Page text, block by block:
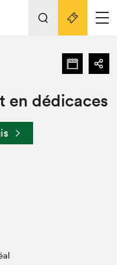
Nos activités
en dédicaces